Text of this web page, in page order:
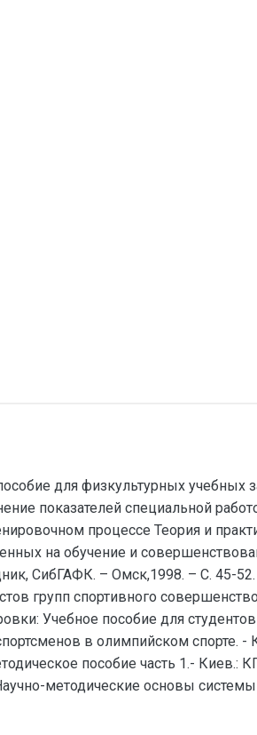
для физкультурных учебных
показателей специальной
процессе Теория и
на обучение и
СибГАФК. – Омск,1998. – С. 45-
групп спортивного
Учебное пособие для
в олимпийском спорте. -
пособие часть 1.- Киев.:
методические основы